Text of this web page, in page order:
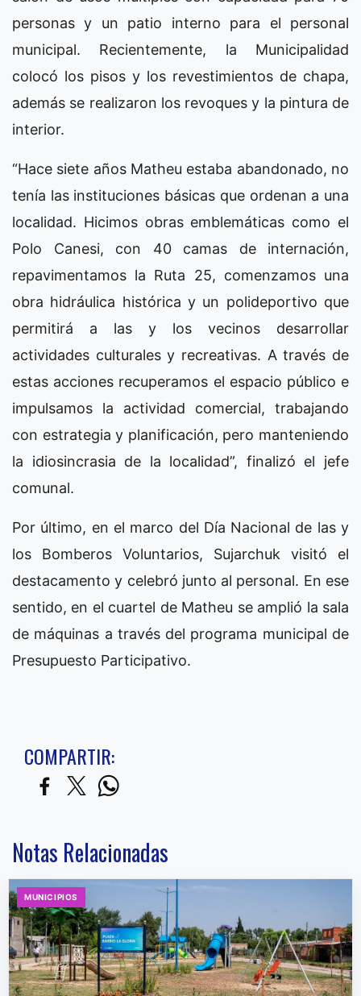
personas y un patio interno para el personal
municipal. Recientemente, la Municipalidad
colocó los pisos y los revestimientos de chapa,
además se realizaron los revoques y la pintura de
interior.
“Hace siete años Matheu estaba abandonado, no
tenía las instituciones básicas que ordenan a una
localidad. Hicimos obras emblemáticas como el
Polo Canesi, con 40 camas de internación,
repavimentamos la Ruta 25, comenzamos una
obra hidráulica histórica y un polideportivo que
permitirá a las y los vecinos desarrollar
actividades culturales y recreativas. A través de
estas acciones recuperamos el espacio público e
impulsamos la actividad comercial, trabajando
con estrategia y planificación, pero manteniendo
la idiosincrasia de la localidad”, finalizó el jefe
comunal.
Por último, en el marco del Día Nacional de las y
los Bomberos Voluntarios, Sujarchuk visitó el
destacamento y celebró junto al personal. En ese
sentido, en el cuartel de Matheu se amplió la sala
de máquinas a través del programa municipal de
Presupuesto Participativo.
COMPARTIR:
Notas Relacionadas
MUNICIPIOS